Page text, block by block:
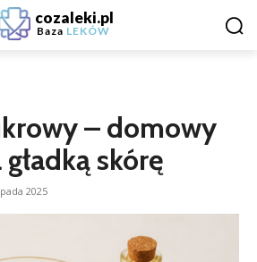
cozaleki.pl
Baza LEKÓW
– domowy
skórę
2025